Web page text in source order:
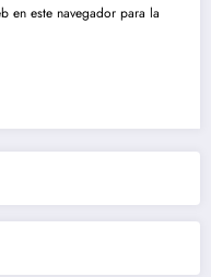
en este navegador para la